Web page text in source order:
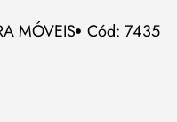
MÓVEIS Cód: 7435